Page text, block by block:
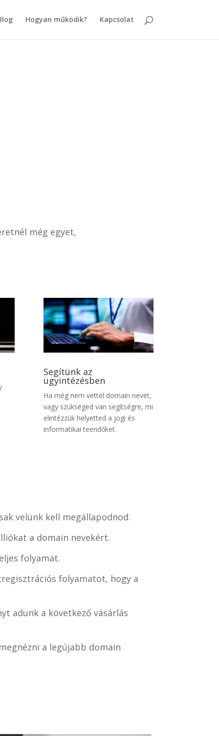
Hogyan működik? Kapcsolat
még egyet,
Segítünk az
ügyintézésben
Ha még nem vettél domain nevet,
vagy szükséged van segítségre, mi
elintézzük helyetted a jogi és
informatikai teendőket.
velünk kell megállapodnod.
a domain nevekért.
folyamat.
folyamatot, hogy a
adunk a következő vásárlás
a legújabb domain